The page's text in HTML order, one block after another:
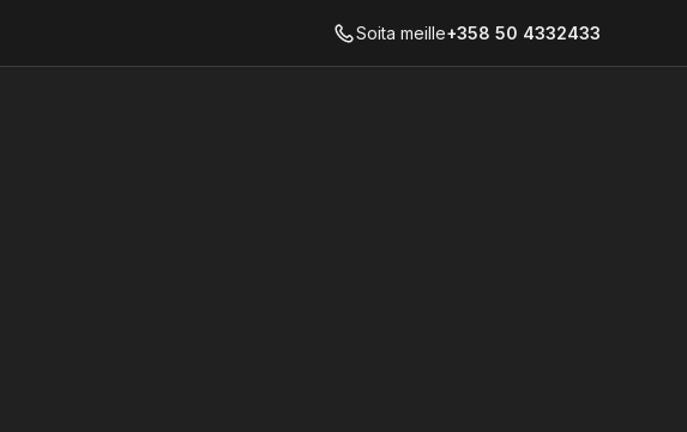
Soita meille+358 50 4332433